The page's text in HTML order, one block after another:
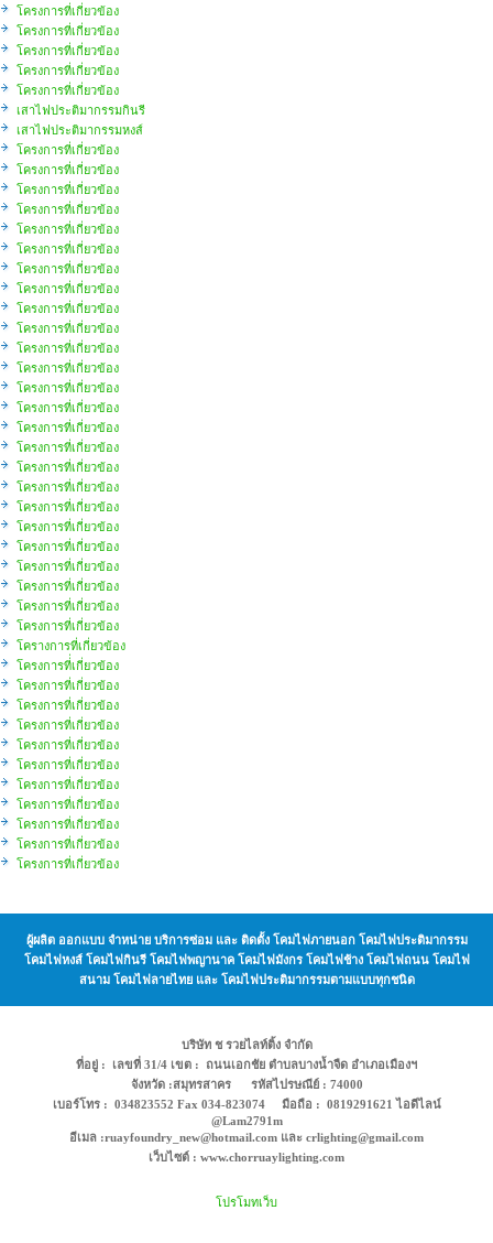
โครงการที่เกี่ยวข้อง
โครงการที่เกี่ยวข้อง
โครงการที่เกี่ยวข้อง
โครงการที่เกี่ยวข้อง
โครงการที่เกี่ยวข้อง
เสาไฟประติมากรรมกินรี
เสาไฟประติมากรรมหงส์
โครงการที่เกี่ยวข้อง
โครงการที่เกี่ยวข้อง
โครงการที่เกี่ยวข้อง
โครงการที่เกี่ยวข้อง
โครงการที่เกี่ยวข้อง
โครงการที่เกี่ยวข้อง
โครงการที่เกี่ยวข้อง
โครงการที่เกี่ยวข้อง
โครงการที่เกี่ยวข้อง
โครงการที่เกี่ยวข้อง
โครงการที่เกี่ยวข้อง
โครงการที่เกี่ยวข้อง
โครงการที่เกี่ยวข้อง
โครงการที่เกี่ยวข้อง
โครงการที่เกี่ยวข้อง
โครงการที่เกี่ยวข้อง
โครงการที่เกี่ยวข้อง
โครงการที่เกี่ยวข้อง
โครงการที่เกี่ยวข้อง
โครงการที่เกี่ยวข้อง
โครงการที่เกี่ยวข้อง
โครงการที่เกี่ยวข้อง
โครงการที่เกี่ยวข้อง
โครงการที่เกี่ยวข้อง
โครงการที่เกี่ยวข้อง
โครางการที่เกี่ยวข้อง
โครงการที่่เกี่ยวข้อง
โครงการที่เกี่ยวข้อง
โครงการที่เกี่ยวข้อง
โครงการที่เกี่ยวข้อง
โครงการที่เกี่ยวข้อง
โครงการที่เกี่ยวข้อง
โครงการที่เกี่ยวข้อง
โครงการที่เกี่ยวข้อง
โครงการที่เกี่ยวข้อง
โครงการที่เกี่ยวข้อง
โครงการที่เกี่ยวข้อง
ผู้ผลิต ออกแบบ จำหน่าย บริการซ่อม และ ติดตั้ง โคมไฟภายนอก โคมไฟประติมากรรม
โคมไฟหงส์ โคมไฟกินรี โคมไฟพญานาค โคมไฟมังกร โคมไฟช้าง โคมไฟถนน โคมไฟ
สนาม โคมไฟลายไทย และ โคมไฟประติมากรรมตามแบบทุกชนิด
บริษัท ช รวยไลท์ติ้ง จำกัด
ที่อยู่ : เลขที่ 31/4 เขต : ถนนเอกชัย ตำบลบางน้ำจืด อำเภอเมืองฯ
จังหวัด :สมุทรสาคร รหัสไปรษณีย์ : 74000
เบอร์โทร : 034823552 Fax 034-823074 มือถือ : 0819291621 ไอดีไลน์
@Lam2791m
อีเมล :ruayfoundry_new@hotmail.com และ crlighting@gmail.com
เว็บไซต์ : www.chorruaylighting.com
โปรโมทเว็บ